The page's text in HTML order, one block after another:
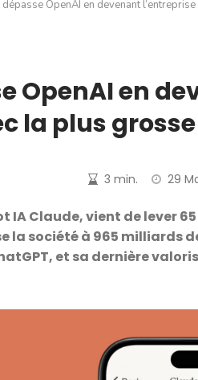
OpenAI en devenant
OpenAI en
la plus
3 min. 29
IA Claude, vient de lever
la société à 965 milliards
et sa dernière